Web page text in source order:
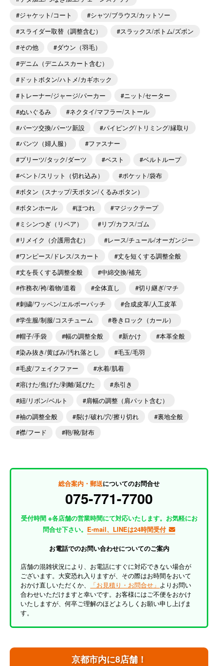
京都市内に8店舗！
ジャケット/コート
シャツ/ブラウス/カットソー
スライダー取替（調整含む）
スラックス/ボトム/ズボン
その他
ダウン（羽毛）
デニム（デニムスカート含む）
ドットボタン/ハトメ/カギホック
トレーナー/ジャージ/パーカー
ニット/セーター
ぬいぐるみ
ネクタイ/マフラー/ストール
パーツ交換/パーツ新設
パイピング/トリミング/縁取り
パンツ（婦人服）
ファスナー
プリーツ/タック/ダーツ
ベスト
ベルトループ
ベント/スリット（切れ込み）
ポケット/袋布
ボタン（スナップ/天ボタン/くるみボタン）
ボタンホール
ほつれ
マジックテープ
ミシンつぎ（リペア）
リブ/カフス/ゴム
リメイク（介護用含む）
レース/チュール/オーガンジー
ワンピース/ドレス/スカート
丈を短くする調整全般
丈を長くする調整全般
中綿交換/補充
作務衣/袴/着物/道着
全体直し
切り継ぎ/マチ
刺繍/ワッペン/エルボーパッチ
合成皮革/人工皮革
学生服/制服/コスチューム
巻きロック（カール）
帽子/手袋
幅の調整全般 新かけ
本革全般
染み抜き/黄ばみ/汚れ落とし
毛玉/毛羽
毛皮/フェイクファー
水着/肌着
溶けた/焦げた/剥離/延びた
糸引き
紐/リボン/ベルト
肩幅の調整（肩パット含む）
袖の調整全般
裂け/破れ/穴/擦り切れ
裏地全般
襟/フード
鞄/靴/財布
総合案内・郵送についてのお問合せ
075-771-7700
受付時間 ※各店舗の営業時間にて対応いたします。お気軽にお
問合せ下さい。 E-mail、LINEは24時間受付
お電話でのお問い合わせについてのご案内
店舗の混雑状況により、お電話にすぐに対応できない場合が
ございます。大変恐れ入りますが、その際はお時間をおいて
おかけ直しいただくか、
「お見積り・お問合せ」 よりお問い
合わせいただけますと幸いです。お客様にはご不便をおかけ
いたしますが、何卒ご理解のほどよろしくお願い申し上げま
す。